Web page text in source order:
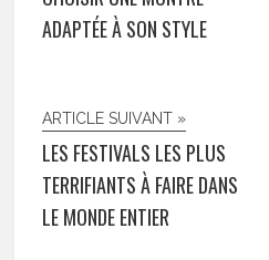
ADAPTÉE À SON STYLE
ARTICLE SUIVANT »
LES FESTIVALS LES PLUS
TERRIFIANTS À FAIRE DANS
LE MONDE ENTIER